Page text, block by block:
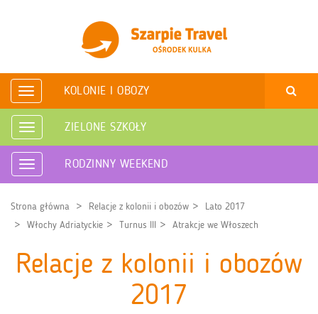
Rozwiń
nawigację
KOLONIE I OBOZY
Rozwiń
nawigację
ZIELONE SZKOŁY
Rozwiń
nawigację
RODZINNY WEEKEND
Strona główna Relacje z kolonii i obozów
Lato 2017
Włochy Adriatyckie
Turnus III Atrakcje we Włoszech
Relacje z kolonii i obozów
2017